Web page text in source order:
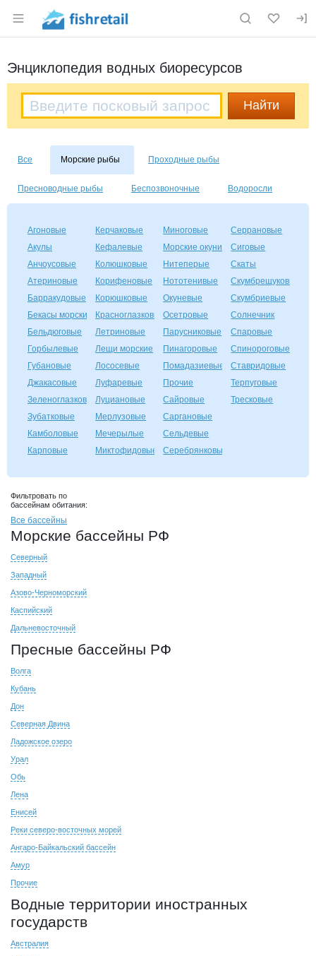
Раздел навигации по сайту fishretail.ru
Энциклопедия водных биоресурсов
Все Морские рыбы Проходные рыбы
Пресноводные рыбы Беспозвоночные Водоросли
Агоновые
Акулы
Анчоусовые
Атериновые
Барракудовые
Бекасы морские
Бельдюговые
Горбылевые
Губановые
Джакасовые
Зеленоглазковые
Зубатковые
Камболовые
Карповые
Керчаковые
Кефалевые
Колюшковые
Корифеновые
Корюшковые
Красноглазковые
Летриновые
Лещи морские
Лососевые
Луфаревые
Луциановые
Мерлузовые
Мечерылые
Миктофидовые
Миноговые
Морские окуни
Нитеперые
Нототенивые
Окуневые
Осетровые
Парусниковые
Пинагоровые
Помадазиевые
Прочие
Сайровые
Саргановые
Сельдевые
Серебрянковые
Серрановые
Сиговые
Скаты
Скумбрещуковые
Скумбриевые
Солнечник
Спаровые
Спинороговые
Ставридовые
Терпуговые
Тресковые
Фильтровать по
бассейнам обитания:
Все бассейны
Морские бассейны РФ
Северный
Западный
Азово-Черноморский
Каспийский
Дальневосточный
Пресные бассейны РФ
Волга
Кубань
Дон
Северная Двина
Ладожское озеро
Урал
Обь
Лена
Енисей
Реки северо-восточных морей
Ангаро-Байкальский бассейн
Амур
Прочие
Водные территории иностранных
государств
Австралия